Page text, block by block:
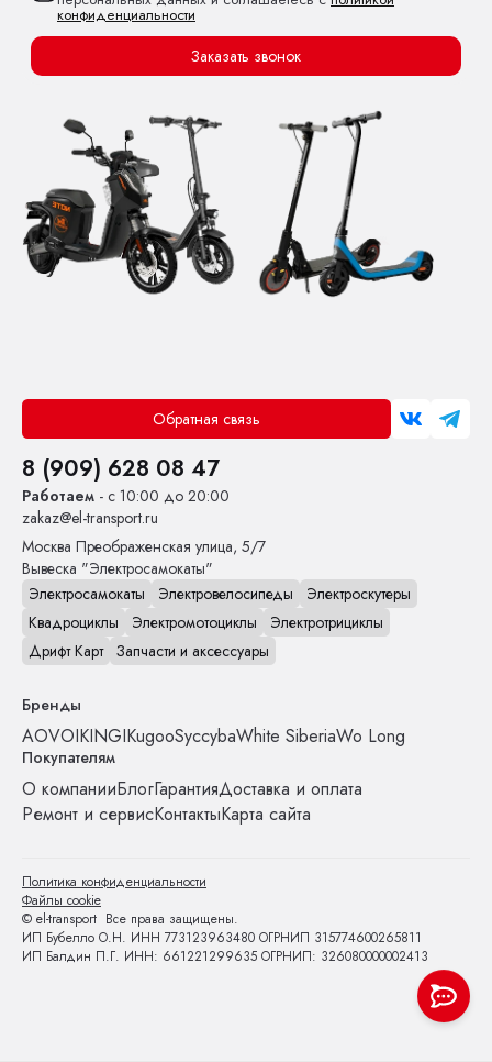
конфиденциальности
Заказать звонок
Обратная связь
8 (909) 628 08 47
Работаем - с 10:00 до 20:00
zakaz@el-transport.ru
Москва Преображенская улица, 5/7
Вывеска "Электросамокаты"
Электросамокаты
Электровелосипеды
Электроскутеры
Квадроциклы
Электромотоциклы
Электротрициклы
Дрифт Карт Запчасти и аксессуары
Бренды
AOVOIKINGIKugooSyccybaWhite SiberiaWo Long
Покупателям
О компанииБлогГарантияДоставка и оплата
Ремонт и сервисКонтактыКарта сайта
© el-transport Все права защищены.
ИП Бубелло О.Н. ИНН 773123963480 ОГРНИП 315774600265811
ИП Балдин П.Г. ИНН: 661221299635 ОГРНИП: 326080000002413
Политика конфиденциальности
Файлы cookie